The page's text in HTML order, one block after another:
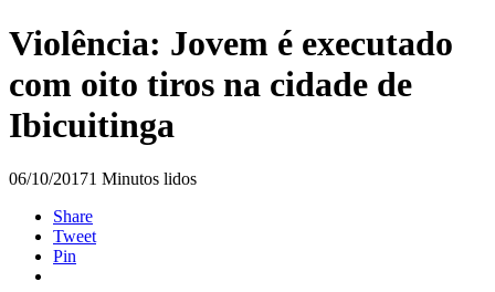
Violência: Jovem é executado
com oito tiros na cidade de
Ibicuitinga
06/10/20171 Minutos lidos
Share
Tweet
Pin